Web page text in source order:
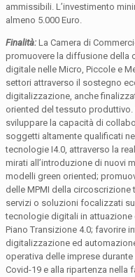
ammissibili. L’investimento
almeno 5.000 Euro.
Finalità: La Camera di
promuovere la diffusione della
digitale nelle Micro, Piccole e
settori attraverso il sostegno
digitalizzazione, anche
oriented del tessuto
sviluppare la capacità di
soggetti altamente qualificati
tecnologie I4.0, attraverso la
mirati all’introduzione di nuovi
modelli green oriented;
delle MPMI della circoscrizione
servizi o soluzioni focalizzati
tecnologie digitali in attuazione
Piano Transizione 4.0; favorire
digitalizzazione ed
operativa delle imprese durante
Covid-19 e alla ripartenza nella